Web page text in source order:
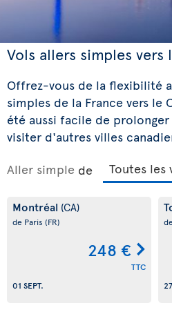
Vols allers simples vers
Offrez-vous de la flexibilité
simples de la France vers le
été aussi facile de prolonger
visiter d'autres villes
Aller simple de
Montréal (CA)
de Paris (FR)
248 €
TTC
01 SEPT.